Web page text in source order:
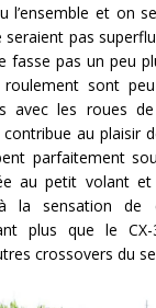
l’ensemble et on
seraient pas
fasse pas un peu
sont
avec les roues
contribue au plaisir
parfaitement
au petit volant
la sensation de
plus que le
crossovers du